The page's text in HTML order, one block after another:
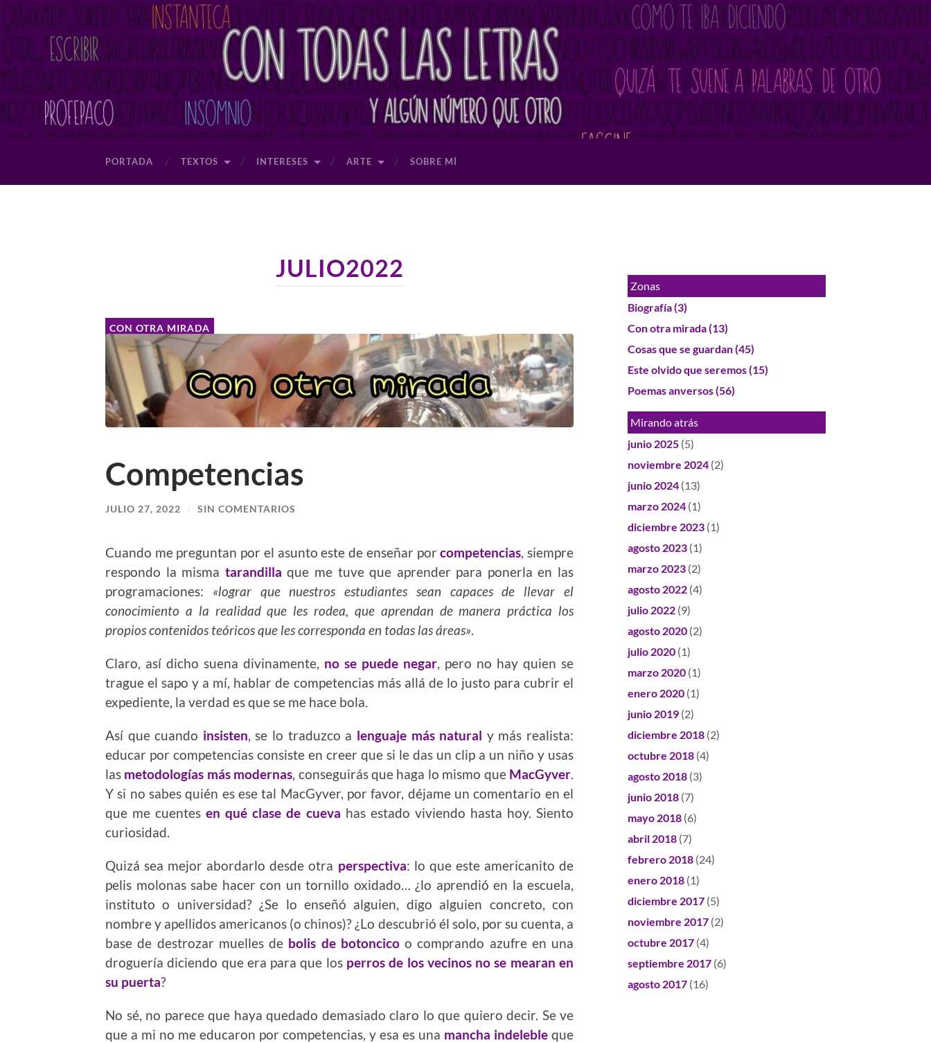
PORTADA TEXTOS INTERESES ARTE SOBRE MÍ
JULIO2022
CON OTRA MIRADA
Competencias
JULIO 27, 2022 / SIN COMENTARIOS
Cuando me preguntan por el asunto este de enseñar porcompetencias, siempre
respondo la misma tarandilla que me tuve que aprender para ponerla en las
programaciones: «lograr que nuestros estudiantes sean capaces de llevar el
conocimiento a la realidad que les rodea, que aprendan de manera práctica los
propios contenidos teóricos que les corresponda en todas las áreas».
Claro, así dicho suena divinamente, no se puede negar, pero no hay quien se
trague el sapo y a mí, hablar de competencias más allá de lo justo para cubrir el
expediente, la verdad es que se me hace bola.
Así que cuando insisten, se lo traduzco a lenguaje más natural y más realista:
educar por competencias consiste en creer que si le das un clip a un niño y usas
las metodologías más modernas, conseguirás que haga lo mismo que MacGyver.
Y si no sabes quién es ese tal MacGyver, por favor, déjame un comentario en el
que me cuentesen qué clase de cueva has estado viviendo hasta hoy. Siento
curiosidad.
Quizá sea mejor abordarlo desde otra perspectiva: lo que este americanito de
pelis molonas sabe hacer con un tornillo oxidado… ¿lo aprendió en la escuela,
instituto o universidad? ¿Se lo enseñó alguien, digo alguien concreto, con
nombre y apellidos americanos (o chinos)? ¿Lo descubrió él solo, por su cuenta, a
base de destrozar muelles de bolis de botoncicoo comprando azufre en una
droguería diciendo que era para que los perros de los vecinos no se mearan en
su puerta?
No sé, no parece que haya quedado demasiado claro lo que quiero decir. Se ve
que a mi no me educaron por competencias, y esa es una mancha indeleble que
Zonas
Biografía(3)
Con otra mirada(13)
Cosas que se guardan(45)
Este olvido que seremos(15)
Poemas anversos(56)
Mirando atrás
junio 2025 (5)
noviembre 2024 (2)
junio 2024 (13)
marzo 2024 (1)
diciembre 2023 (1)
agosto 2023 (1)
marzo 2023 (2)
agosto 2022 (4)
julio 2022 (9)
agosto 2020 (2)
julio 2020 (1)
marzo 2020 (1)
enero 2020 (1)
junio 2019 (2)
diciembre 2018 (2)
octubre 2018 (4)
agosto 2018 (3)
junio 2018 (7)
mayo 2018 (6)
abril 2018 (7)
febrero 2018 (24)
enero 2018 (1)
diciembre 2017 (5)
noviembre 2017 (2)
octubre 2017 (4)
septiembre 2017 (6)
agosto 2017 (16)